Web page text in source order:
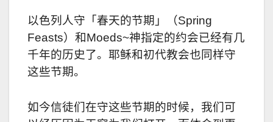
以色列人守「春天的节期」（Spring
Feasts）和Moeds~神指定的约会已经有几
千年的历史了。耶稣和初代教会也同样守
这些节期。
如今信徒们在守这些节期的时候，我们可